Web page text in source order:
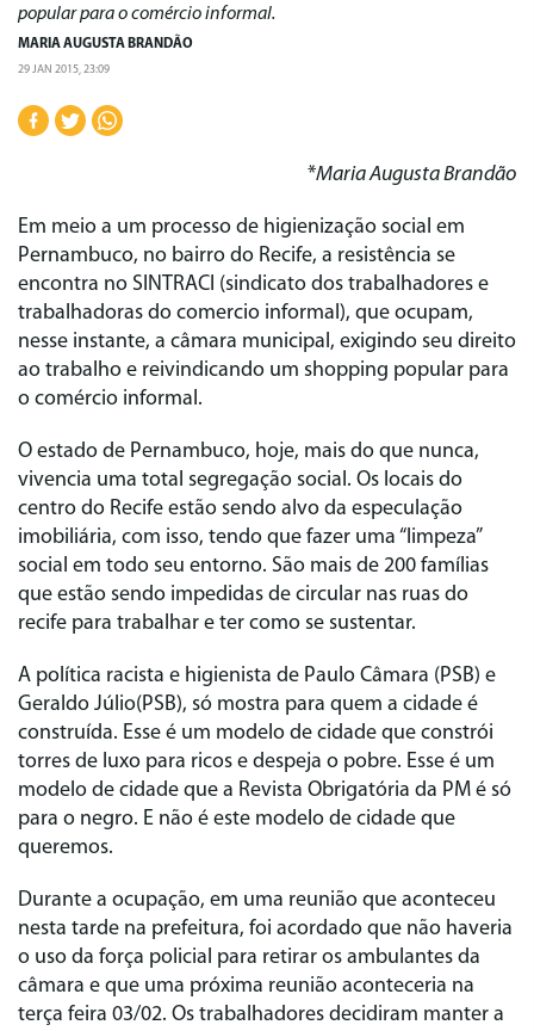
popular para o comércio informal.
MARIA AUGUSTA BRANDÃO
29 JAN 2015, 23:09
*Maria Augusta Brandão
Em meio a um processo de higienização social em
Pernambuco, no bairro do Recife, a resistência se
encontra no SINTRACI (sindicato dos trabalhadores e
trabalhadoras do comercio informal), que ocupam,
nesse instante, a câmara municipal, exigindo seu direito
ao trabalho e reivindicando um shopping popular para
o comércio informal.
O estado de Pernambuco, hoje, mais do que nunca,
vivencia uma total segregação social. Os locais do
centro do Recife estão sendo alvo da especulação
imobiliária, com isso, tendo que fazer uma “limpeza”
social em todo seu entorno. São mais de 200 famílias
que estão sendo impedidas de circular nas ruas do
recife para trabalhar e ter como se sustentar.
A política racista e higienista de Paulo Câmara (PSB) e
Geraldo Júlio(PSB), só mostra para quem a cidade é
construída. Esse é um modelo de cidade que constrói
torres de luxo para ricos e despeja o pobre. Esse é um
modelo de cidade que a Revista Obrigatória da PM é só
para o negro. E não é este modelo de cidade que
queremos.
Durante a ocupação, em uma reunião que aconteceu
nesta tarde na prefeitura, foi acordado que não haveria
o uso da força policial para retirar os ambulantes da
câmara e que uma próxima reunião aconteceria na
terça feira 03/02. Os trabalhadores decidiram manter a